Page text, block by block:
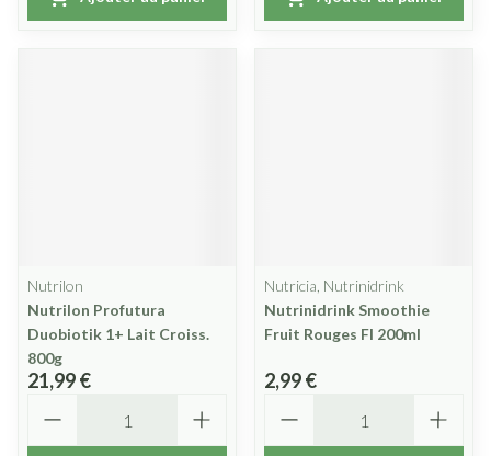
Nutrilon
Nutrilon Profutura
Duobiotik 1+ Lait Croiss.
800g
21,99 €
Nutricia, Nutrinidrink
Nutrinidrink Smoothie
Fruit Rouges Fl 200ml
2,99 €